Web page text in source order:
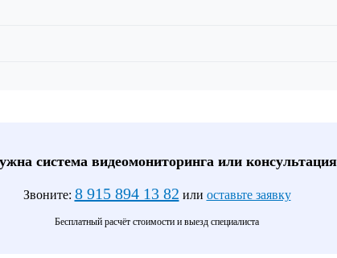
система видеомониторинга или
Звоните: 8 915 894 13 82 или оставьте заявку
Бесплатный расчёт стоимости и выезд специалиста